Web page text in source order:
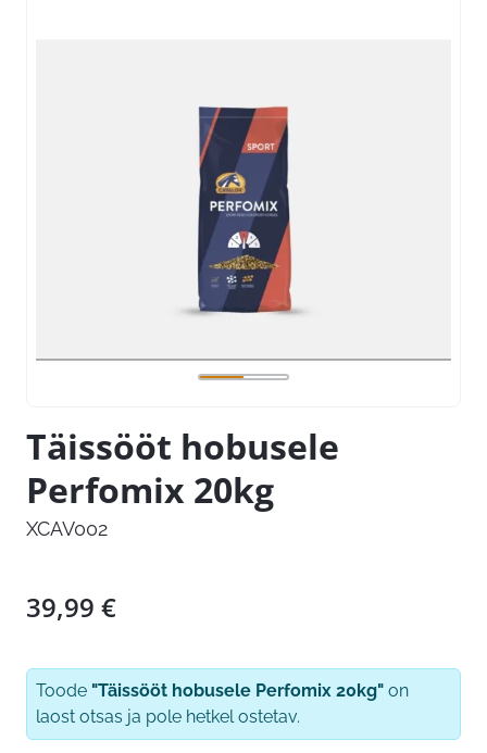
Täissööt hobusele
Perfomix 20kg
XCAV002
39,99 €
Toode "Täissööt hobusele Perfomix 20kg" on
laost otsas ja pole hetkel ostetav.